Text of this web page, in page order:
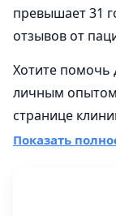
превышает 31
отзывов от
Хотите помочь
личным опытом
странице
УЗИ органов
Показать